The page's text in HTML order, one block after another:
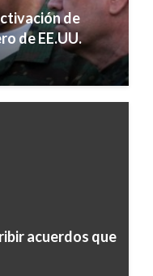
de
de EE.UU.
acuerdos que